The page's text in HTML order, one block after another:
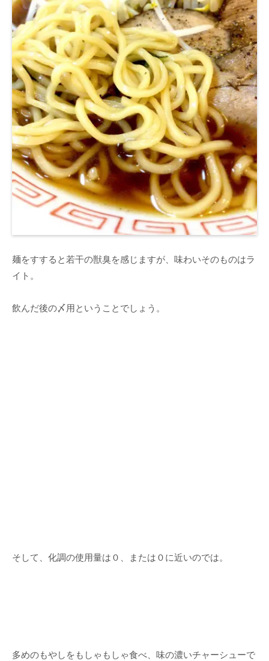
麺をすすると若干の獣臭を感じますが、味わいそのものはラ
イト。
飲んだ後の〆用ということでしょう。
そして、化調の使用量は０、または０に近いのでは。
多めのもやしをもしゃもしゃ食べ、味の濃いチャーシューで